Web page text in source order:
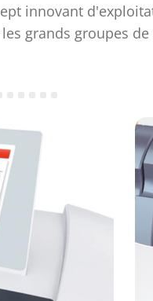
innovant
grands groupes